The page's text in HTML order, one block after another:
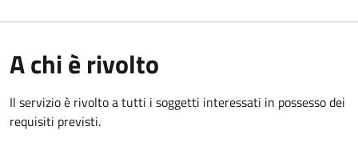
A chi è rivolto
Il servizio è rivolto a tutti i soggetti interessati in possesso dei
requisiti previsti.